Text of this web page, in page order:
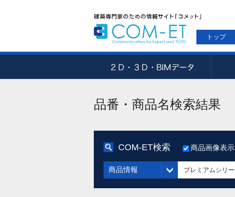
トップ
品番・商品名検索結果
COM-ET検索 商品画像表示
商品情報